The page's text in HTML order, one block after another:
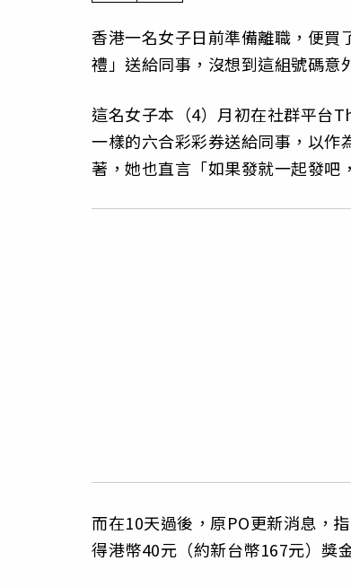
香港一名女子日前準備離職，便買
禮」送給同事，沒想到這組號碼意
這名女子本（4）月初在社群平台
一樣的六合彩彩券送給同事，以作
著，她也直言「如果發就一起發吧
而在10天過後，原PO更新消息，
得港幣40元（約新台幣167元）獎